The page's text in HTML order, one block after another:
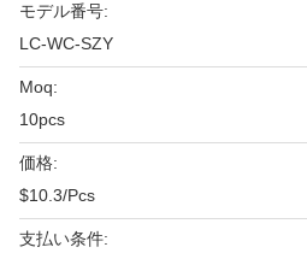
モデル番号:
LC-WC-SZY
Moq:
10pcs
価格:
$10.3/Pcs
支払い条件: